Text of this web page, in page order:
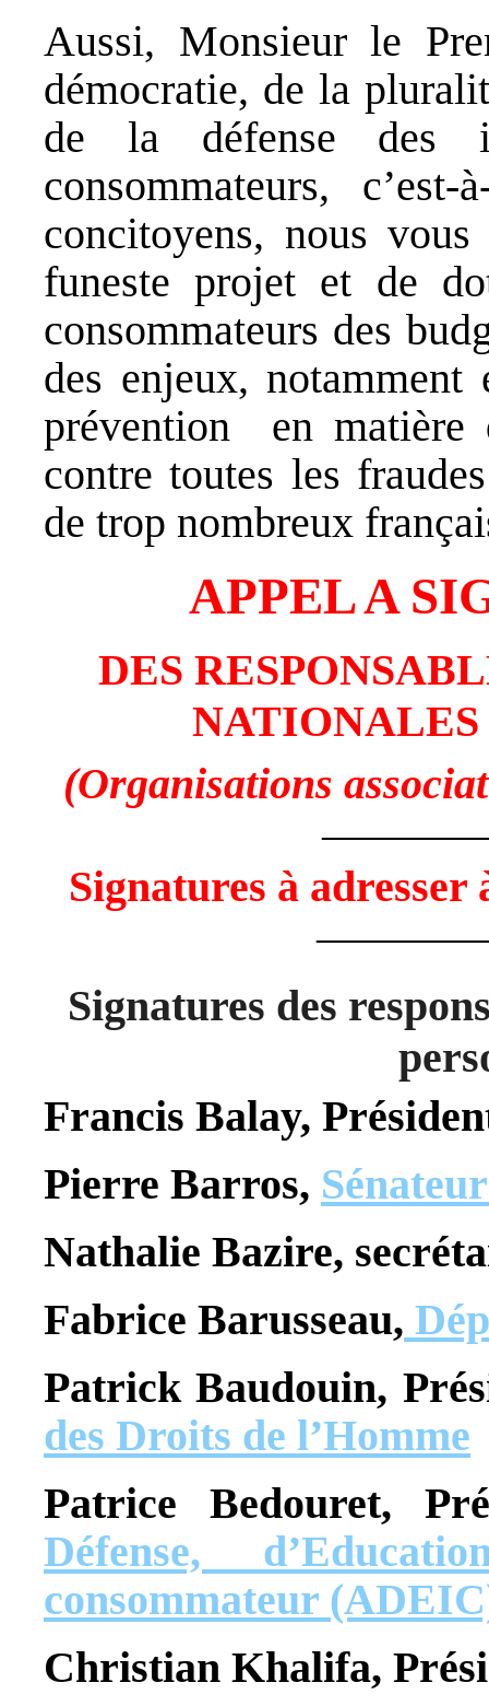
Aussi, Monsieur le
démocratie, de la
de la défense des
consommateurs,
concitoyens, nous
funeste projet et de
consommateurs des
des enjeux,
prévention en matière
contre toutes les
de trop nombreux
APPEL A
DES
(Organisations
Signatures à adresser
Signatures des
Francis Balay,
Pierre Barros,
Nathalie Bazire,
Fabrice Barusseau,
Patrick Baudouin,
des Droits de l’Homme
Patrice Bedouret,
Défense,
consommateur
Christian Khalifa,